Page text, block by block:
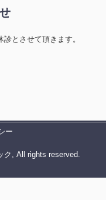
とさせて頂きます。
ー
ク, All rights reserved.